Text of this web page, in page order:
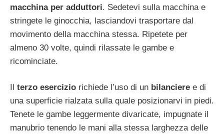
macchina per adduttori. Sedetevi sulla macchina e
stringete le ginocchia, lasciandovi trasportare dal
movimento della macchina stessa. Ripetete per
almeno 30 volte, quindi rilassate le gambe e
ricominciate.
terzo esercizio richiede l’uso di un bilanciere e di
una superficie rialzata sulla quale posizionarvi in piedi.
Tenete le gambe leggermente divaricate, impugnate il
manubrio tenendo le mani alla stessa larghezza delle